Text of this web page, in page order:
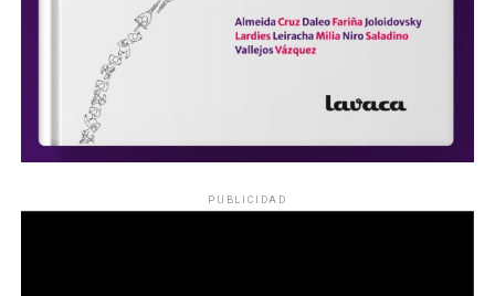
PUBLICIDAD